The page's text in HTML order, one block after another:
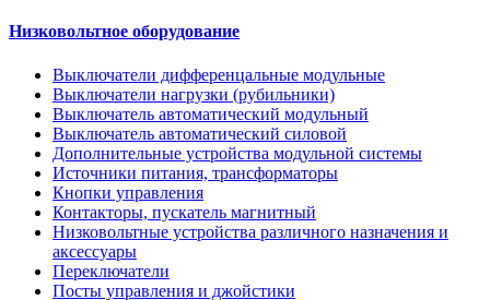
Низковольтное оборудование
Выключатели дифференцальные модульные
Выключатели нагрузки (рубильники)
Выключатель автоматический модульный
Выключатель автоматический силовой
Дополнительные устройства модульной системы
Источники питания, трансформаторы
Кнопки управления
Контакторы, пускатель магнитный
Низковольтные устройства различного назначения и
аксессуары
Переключатели
Посты управления и джойстики